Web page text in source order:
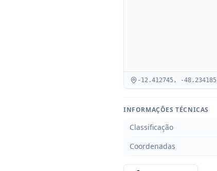
-12.412745, -48.234185
INFORMAÇÕES TÉCNICAS
Classificação
Coordenadas